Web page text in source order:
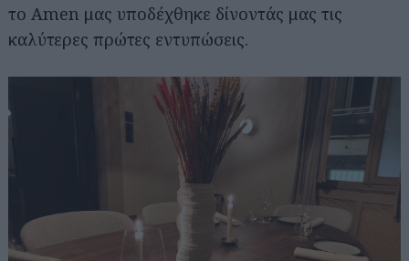
το Amen μας υποδέχθηκε δίνοντάς μας τις
καλύτερες πρώτες εντυπώσεις.